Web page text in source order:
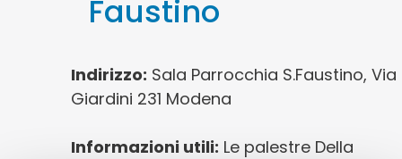
Faustino
Indirizzo: Sala Parrocchia S.Faustino, Via
Giardini 231 Modena
Informazioni utili: Le palestre Della